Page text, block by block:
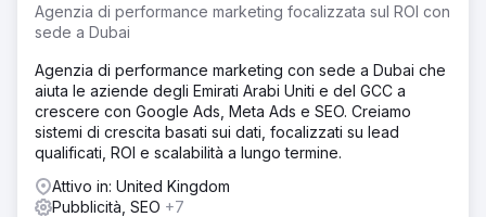
Agenzia di performance marketing focalizzata sul ROI con
sede a Dubai
Agenzia di performance marketing con sede a Dubai che
aiuta le aziende degli Emirati Arabi Uniti e del GCC a
crescere con Google Ads, Meta Ads e SEO. Creiamo
sistemi di crescita basati sui dati, focalizzati su lead
qualificati, ROI e scalabilità a lungo termine.
Attivo in: United Kingdom
Pubblicità, SEO +7